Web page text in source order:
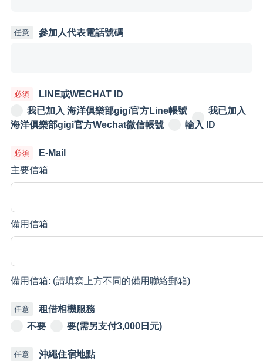
參加人代表電話號碼
LINE或WECHAT ID
我已加入 海洋俱樂部gigi官方Line帳號
我已加入
海洋俱樂部gigi官方Wechat微信帳號
輸入 ID
E-Mail
主要信箱
備用信箱
備用信箱: (請填寫上方不同的備用聯絡郵箱)
租借相機服務
不要
要(需另支付3,000日元)
沖繩住宿地點